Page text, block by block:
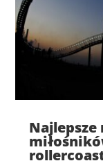
Najlepsze